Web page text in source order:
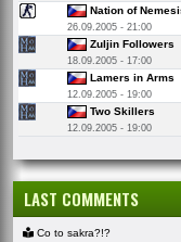
Nation of
26.09.2005 - 21:00
Zuljin Followers
18.09.2005 - 17:00
Lamers in Arms
12.09.2005 - 19:00
Two Skillers
12.09.2005 - 19:00
LAST COMMENTS
Co to sakra?!?